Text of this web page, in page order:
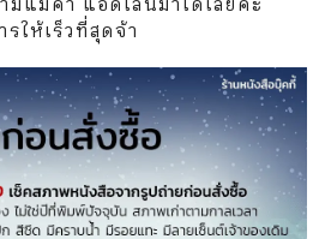
ให้เร็วที่สุดจ้า